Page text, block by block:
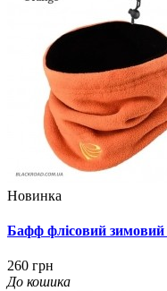
Новинка
Бафф флісовий
260 грн
До кошика